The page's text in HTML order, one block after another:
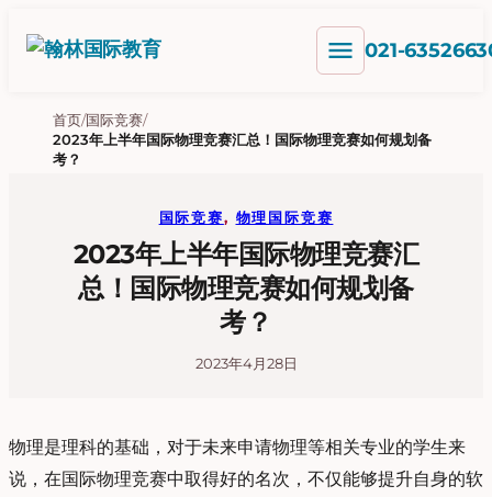
menu 021-
首页/国际竞赛/
2023年上半年国际物理竞赛汇总！国际物理竞赛如何规划备
考？
国际竞赛, 物理国际竞赛
2023年上半年国际物理竞赛汇
总！国际物理竞赛如何规划备
考？
2023年4月28日
物理是理科的基础，对于未来申请物理等相关专业的学生来
说，在国际物理竞赛中取得好的名次，不仅能够提升自身的软